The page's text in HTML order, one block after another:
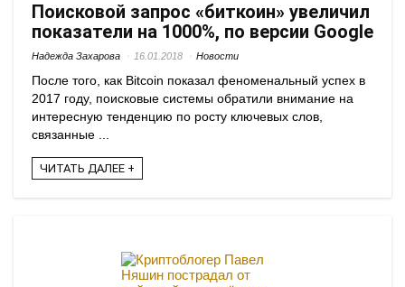
Поисковой запрос «биткоин» увеличил
показатели на 1000%, по версии Google
Надежда Захарова 16.01.2018 Новости
После того, как Bitcoin показал феноменальный успех в
2017 году, поисковые системы обратили внимание на
интересную тенденцию по росту ключевых слов,
связанные ...
ЧИТАТЬ ДАЛЕЕ +